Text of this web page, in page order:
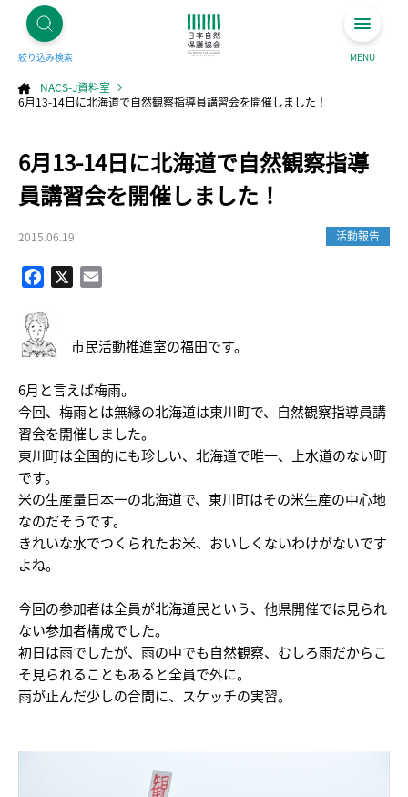
絞り込み検索 MENU
NACS-J資料室
6月13-14日に北海道で自然観察指導員講習会を開催しました！
6月13-14日に北海道で自然観察指導
員講習会を開催しました！
2015.06.19 活動報告
Facebook
市民活動推進室の福田です。
6月と言えば梅雨。
今回、梅雨とは無縁の北海道は東川町で、自然観察指導員講
習会を開催しました。
東川町は全国的にも珍しい、北海道で唯一、上水道のない町
です。
米の生産量日本一の北海道で、東川町はその米生産の中心地
なのだそうです。
きれいな水でつくられたお米、おいしくないわけがないです
よね。
今回の参加者は全員が北海道民という、他県開催では見られ
ない参加者構成でした。
初日は雨でしたが、雨の中でも自然観察、むしろ雨だからこ
そ見られることもあると全員で外に。
雨が止んだ少しの合間に、スケッチの実習。